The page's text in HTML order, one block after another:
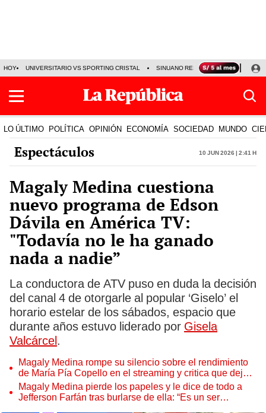
HOY UNIVERSITARIO VS SPORTING CRISTAL SINUANO RESULTADOS HOY
LO ÚLTIMO POLÍTICA OPINIÓN ECONOMÍA SOCIEDAD MUNDO
Espectáculos 10 Jun 2026 | 2:41 h
Magaly Medina cuestiona
nuevo programa de Edson
Dávila en América TV:
"Todavía no le ha ganado
nada a nadie”
La conductora de ATV puso en duda la decisión
del canal 4 de otorgarle al popular ‘Giselo’ el
horario estelar de los sábados, espacio que
durante años estuvo liderado por Gisela
Valcárcel.
Magaly Medina rompe su silencio sobre el rendimiento
de María Pía Copello en el streaming y critica que dejara
la televisión: "Mal aconsejada"
Magaly Medina pierde los papeles y le dice de todo a
Jefferson Farfán tras burlarse de ella: “Es un ser